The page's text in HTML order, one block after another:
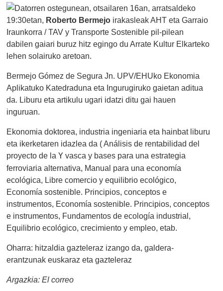
Datorren ostegunean, otsailaren 16an, arratsaldeko
19:30etan, Roberto Bermejo irakasleak AHT eta Garraio
Iraunkorra / TAV y Transporte Sostenible pil-pilean
dabilen gaiari buruz hitz egingo du Arrate Kultur Elkarteko
lehen solairuko aretoan.
Bermejo Gómez de Segura Jn. UPV/EHUko Ekonomia
Aplikatuko Katedraduna eta Ingurugiruko gaietan aditua
da. Liburu eta artikulu ugari idatzi ditu gai hauen
inguruan.
Ekonomia doktorea, industria ingeniaria eta hainbat liburu
eta ikerketaren idazlea da ( Análisis de rentabilidad del
proyecto de laY vasca y bases para una estrategia
ferroviaria alternativa, Manual para una economía
ecológica, Libre comercio y equilibrio ecológico,
Economía sostenible. Principios, conceptos e
instrumentos, Economía sostenible. Principios, conceptos
e instrumentos, Fundamentos de ecología industrial,
Equilibrio ecológico, crecimiento y empleo, etab.
Oharra: hitzaldia gazteleraz izango da, galdera-
erantzunak euskaraz eta gazteleraz
Argazkia: El correo